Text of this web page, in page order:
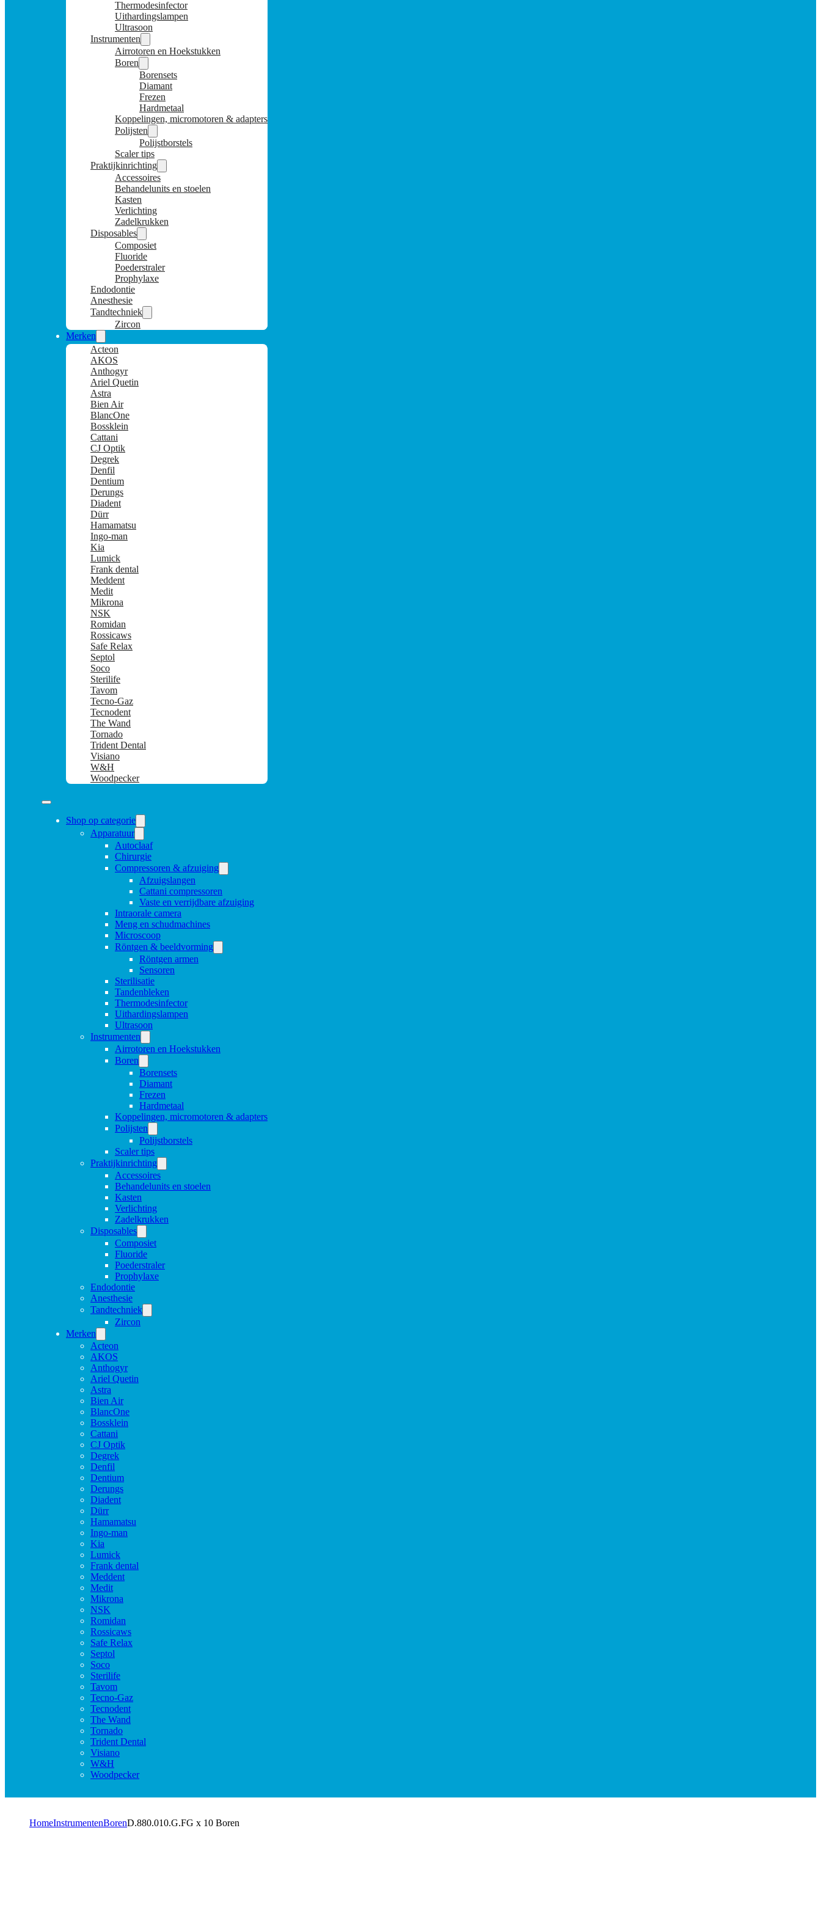
Thermodesinfector
Uithardingslampen
Ultrasoon
Instrumenten
Airrotoren en Hoekstukken
Boren
Borensets
Diamant
Frezen
Hardmetaal
Koppelingen, micromotoren & adapters
Polijsten
Polijstborstels
Scaler tips
Praktijkinrichting
Accessoires
Behandelunits en stoelen
Kasten
Verlichting
Zadelkrukken
Disposables
Composiet
Fluoride
Poederstraler
Prophylaxe
Endodontie
Anesthesie
Tandtechniek
Zircon
Merken
Acteon
AKOS
Anthogyr
Ariel Quetin
Astra
Bien Air
BlancOne
Bossklein
Cattani
CJ Optik
Degrek
Denfil
Dentium
Derungs
Diadent
Dürr
Hamamatsu
Ingo-man
Kia
Lumick
Frank dental
Meddent
Medit
Mikrona
NSK
Romidan
Rossicaws
Safe Relax
Septol
Soco
Sterilife
Tavom
Tecno-Gaz
Tecnodent
The Wand
Tornado
Trident Dental
Visiano
W&H
Woodpecker
Shop op categorie
Apparatuur
Autoclaaf
Chirurgie
Compressoren & afzuiging
Afzuigslangen
Cattani compressoren
Vaste en verrijdbare afzuiging
Intraorale camera
Meng en schudmachines
Microscoop
Röntgen & beeldvorming
Röntgen armen
Sensoren
Sterilisatie
Tandenbleken
Thermodesinfector
Uithardingslampen
Ultrasoon
Instrumenten
Airrotoren en Hoekstukken
Boren
Borensets
Diamant
Frezen
Hardmetaal
Koppelingen, micromotoren & adapters
Polijsten
Polijstborstels
Scaler tips
Praktijkinrichting
Accessoires
Behandelunits en stoelen
Kasten
Verlichting
Zadelkrukken
Disposables
Composiet
Fluoride
Poederstraler
Prophylaxe
Endodontie
Anesthesie
Tandtechniek
Zircon
Merken
Acteon
AKOS
Anthogyr
Ariel Quetin
Astra
Bien Air
BlancOne
Bossklein
Cattani
CJ Optik
Degrek
Denfil
Dentium
Derungs
Diadent
Dürr
Hamamatsu
Ingo-man
Kia
Lumick
Frank dental
Meddent
Medit
Mikrona
NSK
Romidan
Rossicaws
Safe Relax
Septol
Soco
Sterilife
Tavom
Tecno-Gaz
Tecnodent
The Wand
Tornado
Trident Dental
Visiano
W&H
Woodpecker
HomeInstrumentenBorenD.880.010.G.FG x 10 Boren